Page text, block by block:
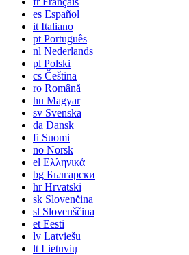
es Español
it Italiano
pt Português
nl Nederlands
pl Polski
cs Čeština
ro Română
hu Magyar
sv Svenska
da Dansk
fi Suomi
no Norsk
el Ελληνικά
bg Български
hrHrvatski
sk Slovenčina
sl Slovenščina
et Eesti
lv Latviešu
lt Lietuvių